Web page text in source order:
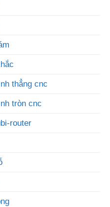
thẳng cnc
tròn cnc
router